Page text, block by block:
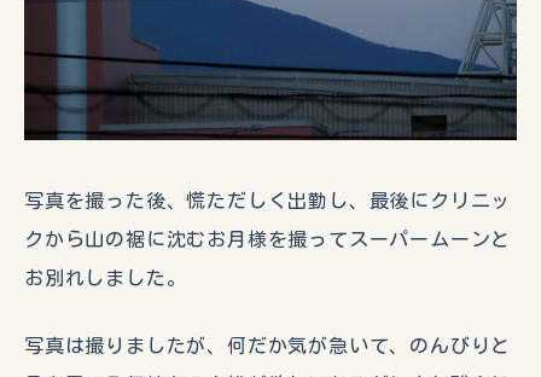
写真を撮った後、慌ただしく出勤し、最後にクリニッ
クから山の裾に沈むお月様を撮ってスーパームーンと
お別れしました。
写真は撮りましたが、何だか気が急いて、のんびりと